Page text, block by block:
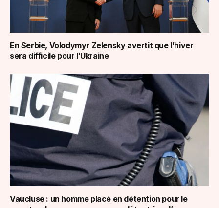
En Serbie, Volodymyr Zelensky avertit que l’hiver
sera difficile pour l’Ukraine
Vaucluse : un homme placé en détention pour le